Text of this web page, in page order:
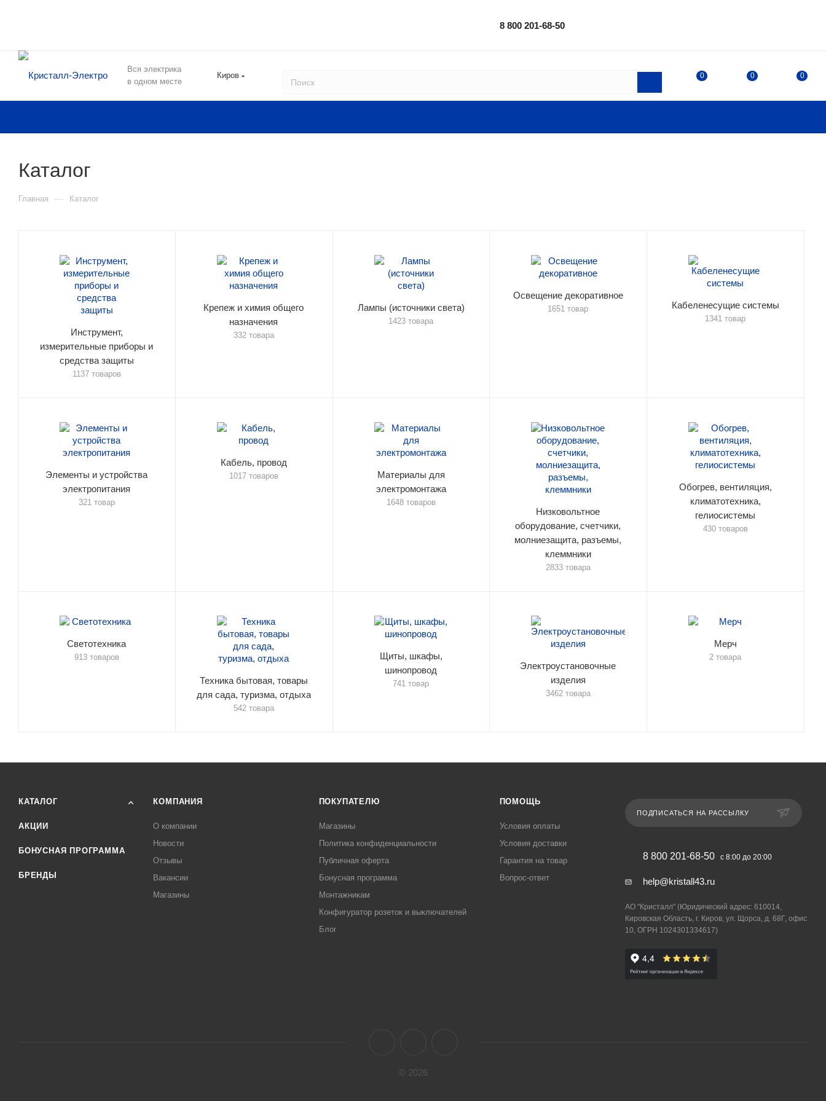
8 800 201-68-50
Вся электрика
в одном месте
Киров 0 0 0
Каталог
Главная — Каталог
Инструмент,
измерительные приборы и
средства защиты
1137 товаров
Крепеж и химия общего
назначения
332 товара
Лампы (источники света)
1423 товара
Освещение декоративное
1651 товар Кабеленесущие системы
1341 товар
Элементы и устройства
электропитания
321 товар
Кабель, провод
1017 товаров
Материалы для
электромонтажа
1648 товаров
Низковольтное
оборудование, счетчики,
молниезащита, разъемы,
клеммники
2833 товара
Обогрев, вентиляция,
климатотехника,
гелиосистемы
430 товаров
Светотехника
913 товаров
Техника бытовая, товары
для сада, туризма, отдыха
542 товара
Щиты, шкафы,
шинопровод
741 товар
Электроустановочные
изделия
3462 товара
Мерч
2 товара
КАТАЛОГ
АКЦИИ
БОНУСНАЯ ПРОГРАММА
БРЕНДЫ
КОМПАНИЯ
О компании
Новости
Отзывы
Вакансии
Магазины
ПОКУПАТЕЛЮ
Магазины
Политика конфиденциальности
Публичная оферта
Бонусная программа
Монтажникам
Конфигуратор розеток и выключателей
Блог
ПОМОЩЬ
Условия оплаты
Условия доставки
Гарантия на товар
Вопрос-ответ
ПОДПИСАТЬСЯ НА РАССЫЛКУ
8 800 201-68-50 с 8:00 до 20:00
help@kristall43.ru
АО "Кристалл" (Юридический адрес: 610014,
Кировская Область, г. Киров, ул. Щорса, д. 68Г, офис
10, ОГРН 1024301334617)
© 2026